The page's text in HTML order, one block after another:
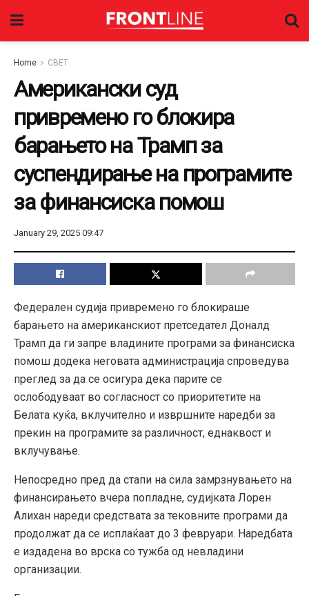
Home СВЕТ
Американски суд
привремено го блокира
барањето на Трамп за
суспендирање на програмите
за финансиска помош
January 29, 2025 09:47
Федерален судија привремено го блокираше
барањето на американскиот претседател Доналд
Трамп да ги запре владините програми за финансиска
помош додека неговата администрација спроведува
преглед за да се осигура дека парите се
ослободуваат во согласност со приоритетите на
Белата куќа, вклучително и извршните наредби за
прекин на програмите за различност, еднаквост и
вклучување.
Непосредно пред да стапи на сила замрзнувањето на
финансирањето вчера попладне, судијката Лорен
Алихан нареди средствата за тековните програми да
продолжат да се исплаќаат до 3 февруари. Наредбата
е издадена во врска со тужба од невладини
организации.